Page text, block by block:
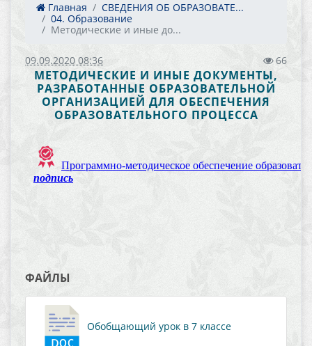
Главная
СВЕДЕНИЯ ОБ ОБРАЗОВАТЕ...
04. Образование
Методические и иные до...
09.09.2020 08:36 66
МЕТОДИЧЕСКИЕ И ИНЫЕ ДОКУМЕНТЫ,
РАЗРАБОТАННЫЕ ОБРАЗОВАТЕЛЬНОЙ
ОРГАНИЗАЦИЕЙ ДЛЯ ОБЕСПЕЧЕНИЯ
ОБРАЗОВАТЕЛЬНОГО ПРОЦЕССА
ФАЙЛЫ
Обобщающий урок в 7 классе